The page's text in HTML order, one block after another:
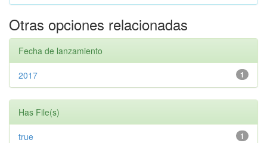
Otras opciones relacionadas
Fecha de lanzamiento
1
2017
Has File(s)
1
true